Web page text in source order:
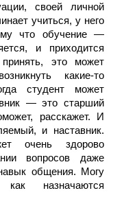
своей личной
учиться, у него
что обучение —
и приходится
это может
какие-то
студент может
— это старший
расскажет. И
и наставник.
очень здорово
вопросов даже
общения. Могу
как назначаются